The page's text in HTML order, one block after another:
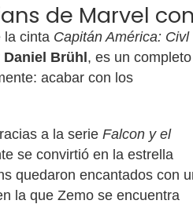
de Marvel
la cinta Capitán América: Civl
Daniel Brühl , es un completo
acabar con los
a la serie Falcon y el
se convirtió en la estrella
quedaron encantados con
la que Zemo se encuentra